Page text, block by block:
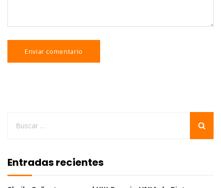
Entradas recientes